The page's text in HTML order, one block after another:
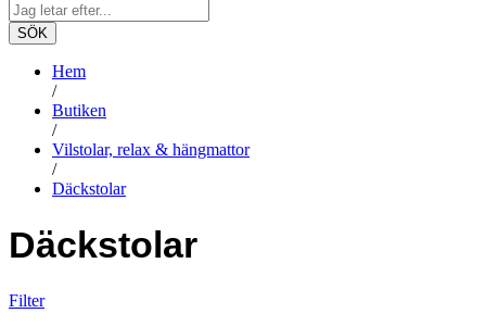
SÖK
Hem
/
Butiken
/
Vilstolar, relax & hängmattor
/
Däckstolar
Däckstolar
Filter